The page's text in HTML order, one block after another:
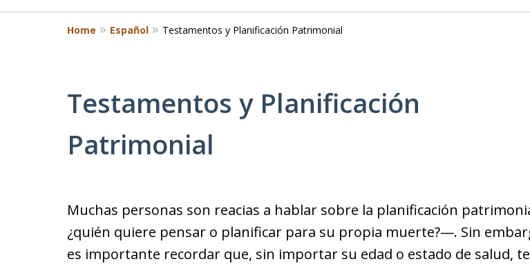
9
Home Español Testamentos y Planificación Patrimonial
Testamentos y Planificación
Patrimonial
Muchas personas son reacias a hablar sobre la planificación
¿quién quiere pensar o planificar para su propia muerte?—. Sin
es importante recordar que, sin importar su edad o estado de salud,